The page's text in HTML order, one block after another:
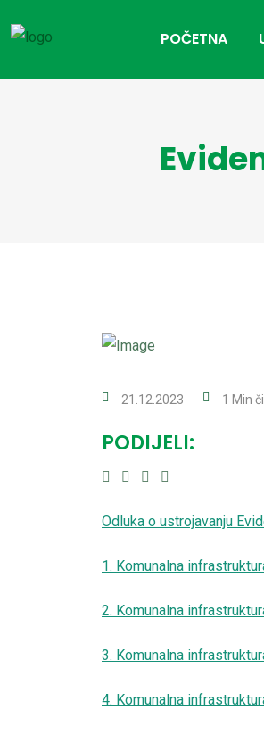
POČETNA
21.12.2023 1 Min
PODIJELI:
Odluka o ustrojavanju
1. Komunalna
2. Komunalna
3. Komunalna
4. Komunalna